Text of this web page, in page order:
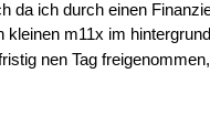
da ich durch einen
kleinen m11x im
nen Tag